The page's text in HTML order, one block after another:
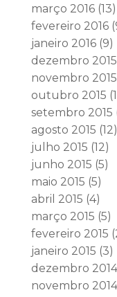
março 2016(13)
fevereiro 2016
janeiro 2016(9)
dezembro 2015
novembro 2015
outubro 2015
setembro 2015
agosto 2015 (12)
julho 2015 (12)
junho 2015 (5)
maio 2015 (5)
abril 2015 (4)
março 2015 (5)
fevereiro 2015
janeiro 2015 (3)
dezembro 2014
novembro 2014